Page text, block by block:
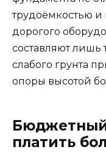
трудоёмкостью и
дорогого
составляют лишь
слабого грунта
опоры высотой
платить